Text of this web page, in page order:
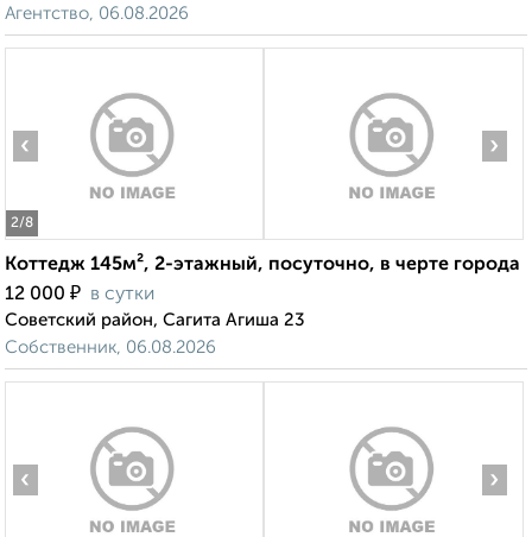
Агентство, 06.08.2026
2/8
‹ ›
Коттедж 145м², 2-этажный, посуточно, в черте города
12 000 ₽ в сутки
Советский район, Сагита Агиша 23
Собственник, 06.08.2026
‹ ›